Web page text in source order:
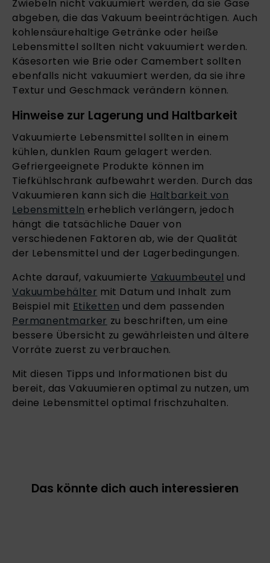
Zwiebeln nicht vakuumiert werden, da sie Gase
abgeben, die das Vakuum beeinträchtigen. Auch
kohlensäurehaltige Getränke oder heiße
Lebensmittel sollten nicht vakuumiert werden.
Käsesorten wie Brie oder Camembert sollten
ebenfalls nicht vakuumiert werden, da sie ihre
Textur und Geschmack verändern können.
Hinweise zur Lagerung und Haltbarkeit
Vakuumierte Lebensmittel sollten in einem
kühlen, dunklen Raum gelagert werden.
Gefriergeeignete Produkte können im
Tiefkühlschrank aufbewahrt werden. Durch das
Vakuumieren kann sich die Haltbarkeit von
Lebensmitteln erheblich verlängern, jedoch
hängt die tatsächliche Dauer von
verschiedenen Faktoren ab, wie der Qualität
der Lebensmittel und der Lagerbedingungen.
Achte darauf, vakuumierte Vakuumbeutel und
Vakuumbehälter mit Datum und Inhalt zum
Beispiel mit Etiketten und dem passenden
Permanentmarker zu beschriften, um eine
bessere Übersicht zu gewährleisten und ältere
Vorräte zuerst zu verbrauchen.
Mit diesen Tipps und Informationen bist du
bereit, das Vakuumieren optimal zu nutzen, um
deine Lebensmittel optimal frischzuhalten.
Das könnte dich auch interessieren